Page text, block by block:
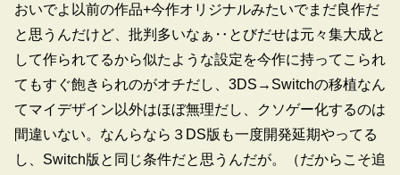
おいでよ以前の作品+今作オリジナルみたいでまだ良作だ
と思うんだけど、批判多いなぁ‥とびだせは元々集大成と
して作られてるから似たような設定を今作に持ってこられ
てもすぐ飽きられのがオチだし、3DS→Switchの移植なん
てマイデザイン以外はほぼ無理だし、クソゲー化するのは
間違いない。なんらなら３DS版も一度開発延期やってる
し、Switch版と同じ条件だと思うんだが。（だからこそ追